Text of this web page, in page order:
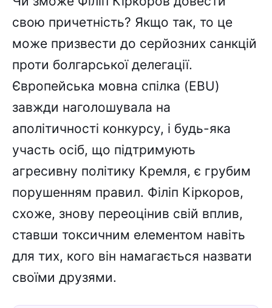
свою причетність? Якщо так, то це
може призвести до серйозних санкцій
проти болгарської делегації.
Європейська мовна спілка (EBU)
завжди наголошувала на
аполітичності конкурсу, і будь-яка
участь осіб, що підтримують
агресивну політику Кремля, є грубим
порушенням правил. Філіп Кіркоров,
схоже, знову переоцінив свій вплив,
ставши токсичним елементом навіть
для тих, кого він намагається назвати
своїми друзями.